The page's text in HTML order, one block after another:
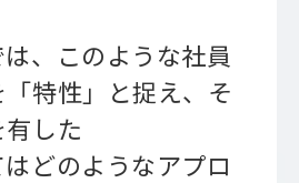
、このような社員
特性」と捉え、そ
有した
どのようなアプロ